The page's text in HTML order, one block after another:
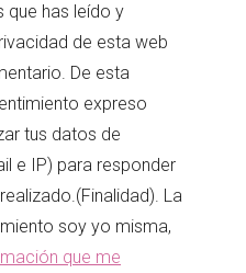
que has leído y
de esta web
De esta
expreso
tus datos de
e IP) para responder
La
soy yo misma,
que me